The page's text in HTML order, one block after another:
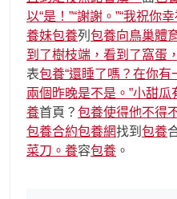
以“是！”“謝謝。”“我祝你
養妹包養列 包養向鳥巢體
到了樹枝端，看到了窩蛋
表包養“還睡了嗎？在你
兩個昨晚是不是​​。”小甜瓜
養首頁？ 包養使得他不得
包養合約包養網找到 包養
菜刀。養容包養 。